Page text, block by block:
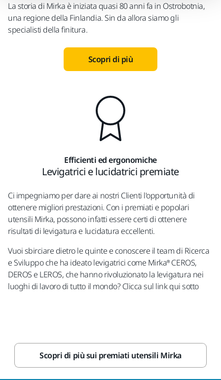
La storia di Mirka è iniziata quasi 80 anni fa in Ostrobotnia,
una regione della Finlandia. Sin da allora siamo gli
specialisti della finitura.
Scopri di più
Efficienti ed ergonomiche
Levigatrici e lucidatrici premiate
Ci impegniamo per dare ai nostri Clienti l'opportunità di
ottenere migliori prestazioni. Con i premiati e popolari
utensili Mirka, possono infatti essere certi di ottenere
risultati di levigatura e lucidatura eccellenti.
Vuoi sbirciare dietro le quinte e conoscere il team di Ricerca
e Sviluppo che ha ideato levigatrici come Mirka® CEROS,
DEROS e LEROS, che hanno rivoluzionato la levigatura nei
luoghi di lavoro di tutto il mondo? Clicca sul link qui sotto
Scopri di più sui premiati utensili Mirka